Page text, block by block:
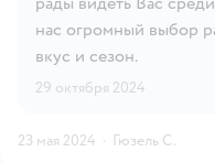
нас огромный выбор
вкус и сезон.
29 октября 2024
23 мая 2024 · Гюзель С.